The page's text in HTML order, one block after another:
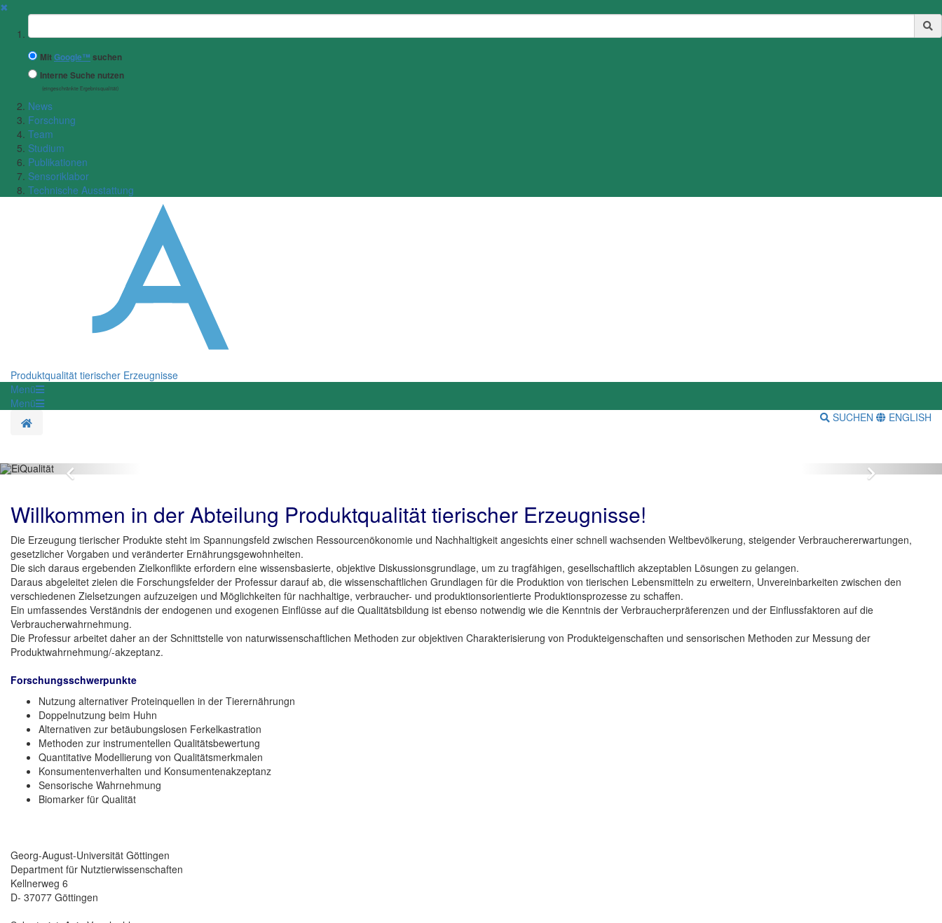
✖
Suchbegriff
MitGoogle™ suchen
Interne Suche nutzen
(eingeschränkte Ergebnisqualität)
News
Forschung
Team
Studium
Publikationen
Sensoriklabor
Technische Ausstattung
Produktqualität tierischer Erzeugnisse
Menü
Menü
Startseite
SUCHEN ENGLISH
Zurück Vor
Willkommen in der Abteilung Produktqualität tierischer Erzeugnisse!
Die Erzeugung tierischer Produkte steht im Spannungsfeld zwischen Ressourcenökonomie und Nachhaltigkeit angesichts einer schnell wachsenden Weltbevölkerung, steigender Verbrauchererwartungen,
gesetzlicher Vorgaben und veränderter Ernährungsgewohnheiten.
Die sich daraus ergebenden Zielkonflikte erfordern eine wissensbasierte, objektive Diskussionsgrundlage, um zu tragfähigen, gesellschaftlich akzeptablen Lösungen zu gelangen.
Daraus abgeleitet zielen die Forschungsfelder der Professur darauf ab, die wissenschaftlichen Grundlagen für die Produktion von tierischen Lebensmitteln zu erweitern, Unvereinbarkeiten zwischen den
verschiedenen Zielsetzungen aufzuzeigen und Möglichkeiten für nachhaltige, verbraucher- und produktionsorientierte Produktionsprozesse zu schaffen.
Ein umfassendes Verständnis der endogenen und exogenen Einflüsse auf die Qualitätsbildung ist ebenso notwendig wie die Kenntnis der Verbraucherpräferenzen und der Einflussfaktoren auf die
Verbraucherwahrnehmung.
Die Professur arbeitet daher an der Schnittstelle von naturwissenschaftlichen Methoden zur objektiven Charakterisierung von Produkteigenschaften und sensorischen Methoden zur Messung der
Produktwahrnehmung/-akzeptanz.
Forschungsschwerpunkte
Nutzung alternativer Proteinquellen in der Tierernährungn
Doppelnutzung beim Huhn
Alternativen zur betäubungslosen Ferkelkastration
Methoden zur instrumentellen Qualitätsbewertung
Quantitative Modellierung von Qualitätsmerkmalen
Konsumentenverhalten und Konsumentenakzeptanz
Sensorische Wahrnehmung
Biomarker für Qualität
Georg-August-Universität Göttingen
Department für Nutztierwissenschaften
Kellnerweg 6
D- 37077 Göttingen